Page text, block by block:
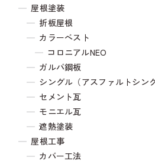
屋根塗装
折板屋根
カラーベスト
コロニアルNEO
ガルバ鋼板
シングル（アスファルトシン
セメント瓦
モニエル瓦
遮熱塗装
屋根工事
カバー工法